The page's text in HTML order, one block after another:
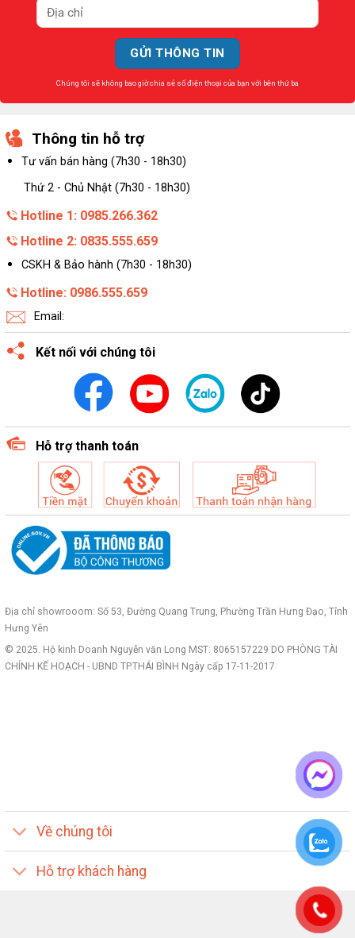
Chúng tôi sẽ không bao giờ chia sẻ số điện thoại của bạn với bên thứ ba
Thông tin hỗ trợ
Tư vấn bán hàng (7h30 - 18h30)
Thứ 2 - Chủ Nhật (7h30 - 18h30)
Hotline 1: 0985.266.362
Hotline 2: 0835.555.659
CSKH & Bảo hành (7h30 - 18h30)
Hotline: 0986.555.659
Email:
Kết nối với chúng tôi
Hỗ trợ thanh toán
Địa chỉ showrooom: Số 53, Đường Quang Trung, Phường Trần Hưng Đạo, Tỉnh
Hưng Yên
© 2025. Hộ kinh Doanh Nguyễn văn Long MST: 8065157229 DO PHÒNG TÀI
CHÍNH KẾ HOẠCH - UBND TP.THÁI BÌNH Ngày cấp 17-11-2017
Về chúng tôi
Hỗ trợ khách hàng